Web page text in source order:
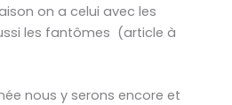
on a celui avec les
les fantômes (article à
nous y serons encore et